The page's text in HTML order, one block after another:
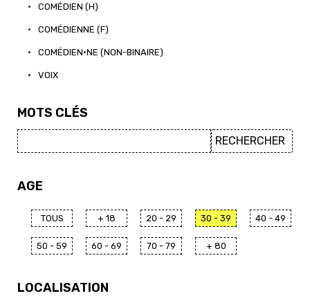
• COMÉDIEN (H)
• COMÉDIENNE (F)
• COMÉDIEN·NE (NON-BINAIRE)
• VOIX
MOTS CLÉS
AGE
TOUS + 18 20 - 29 30 - 39 40 - 49
50 - 59 60 - 69 70 - 79 + 80
LOCALISATION